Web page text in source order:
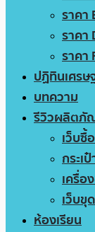
ราคา
ราคา
ราคา
ปฏิทินเศรษ
บทความ
รีวิวผลิตภั
เว็บซื้
กระเ
เครื่อ
เว็บขุ
ห้องเรียน